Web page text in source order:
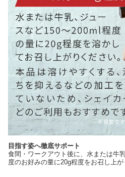
目指す姿へ徹底サポート
食間・ワークアウト後に、水または牛
度のお好みの量に20g程度をお召し上